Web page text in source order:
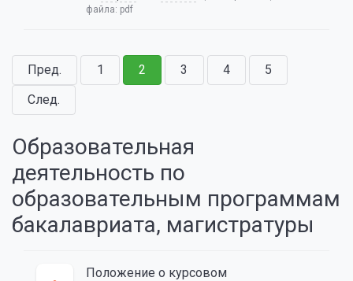
файла: pdf
Пред. 1 2 3 4
5
След.
Образовательная
деятельность по
образовательным программам
бакалавриата, магистратуры
Положение о курсовом